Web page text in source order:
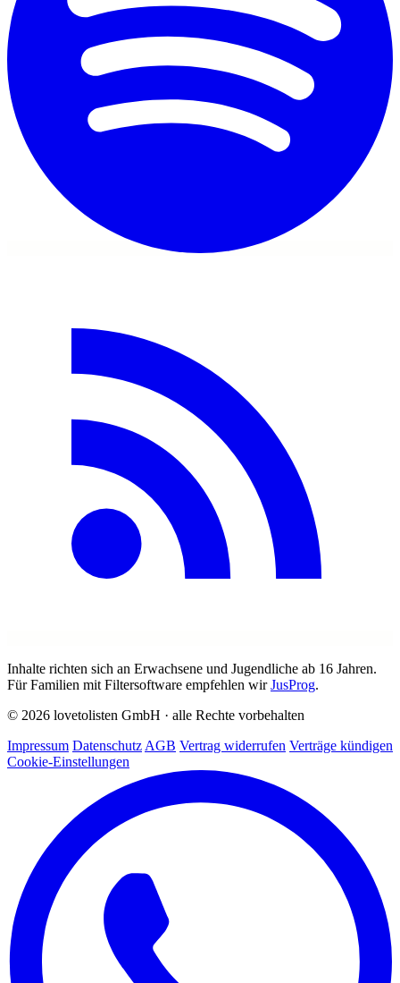
Inhalte richten sich an Erwachsene und Jugendliche ab 16 Jahren.
Für Familien mit Filtersoftware empfehlen wirJusProg.
© 2026 lovetolisten GmbH · alle Rechte vorbehalten
Impressum Datenschutz AGB Vertrag widerrufen Verträge kündigen
Cookie-Einstellungen